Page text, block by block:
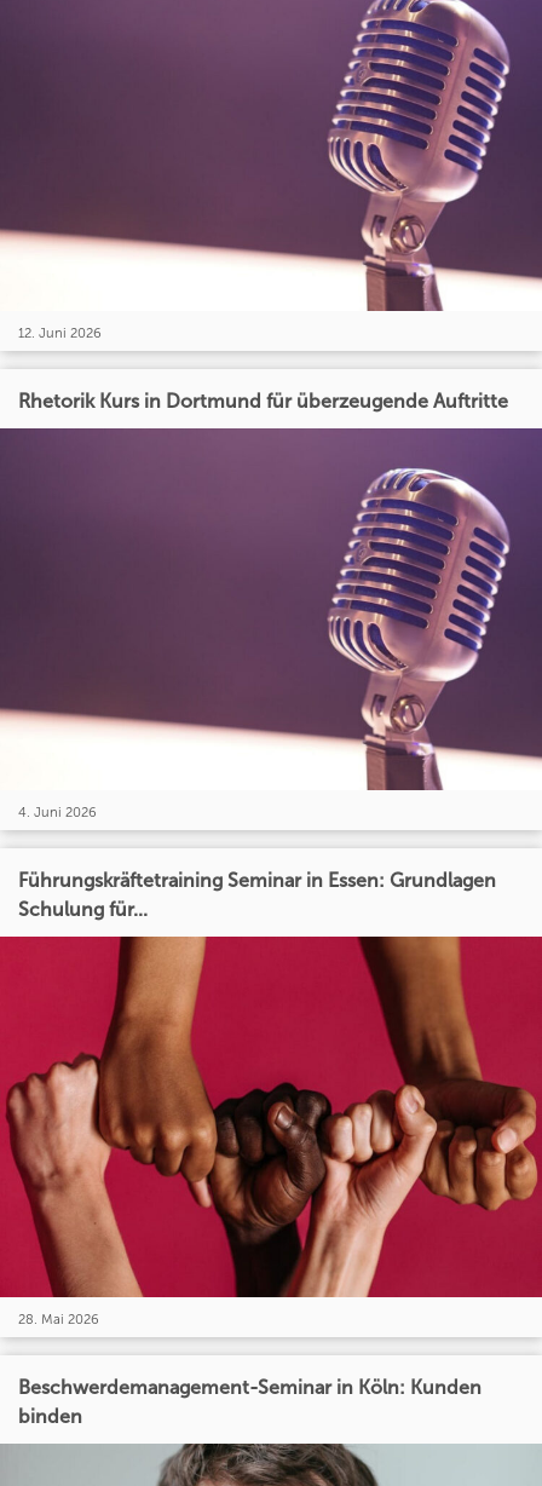
12. Juni 2026
Rhetorik Kurs in Dortmund für überzeugende Auftritte
4. Juni 2026
Führungskräftetraining Seminar in Essen: Grundlagen
Schulung für...
28. Mai 2026
Beschwerdemanagement-Seminar in Köln: Kunden
binden